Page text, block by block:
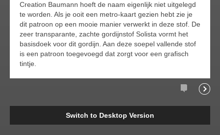
Creation Baumann hoeft de naam eigenlijk niet uitgelegd
te worden. Als je ooit een metro-kaart gezien hebt zie je
dit patroon op een mooie manier verwerkt in deze stof. De
zeer transparante, zachte gordijnstof Solista vormt het
basisdoek voor dit gordijn. Aan deze soepel vallende stof
is een patroon toegevoegd dat zorgt voor een grafisch
tintje.
Comments
Switch to Desktop Version